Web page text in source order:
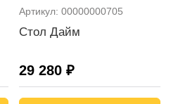
Артикул: 00000000705
Стол Дайм
29 280 ₽